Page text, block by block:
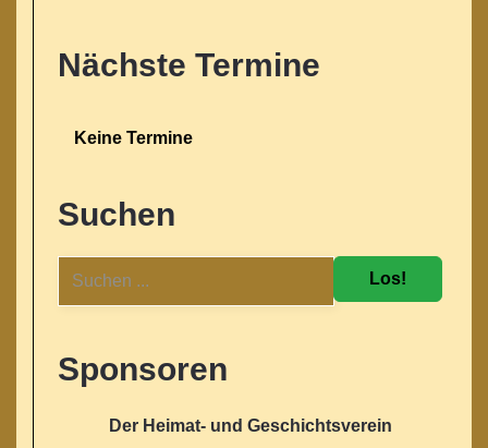
Nächste Termine
Keine Termine
Suchen
Los!
Sponsoren
Der Heimat- und Geschichtsverein